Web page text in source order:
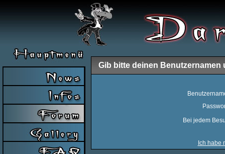
Gib bitte deinen
Bei jedem
Ich habe